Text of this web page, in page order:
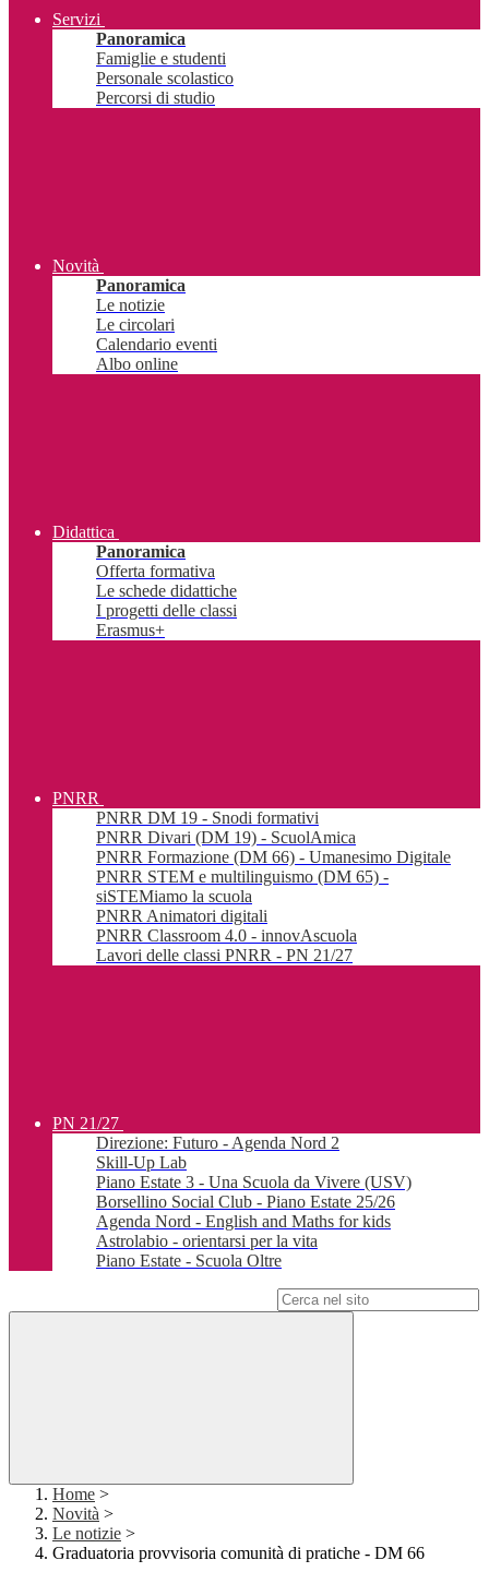
Servizi
Panoramica
Famiglie e studenti
Personale scolastico
Percorsi di studio
Novità
Panoramica
Le notizie
Le circolari
Calendario eventi
Albo online
Didattica
Panoramica
Offerta formativa
Le schede didattiche
I progetti delle classi
Erasmus+
PNRR
PNRR DM 19 - Snodi formativi
PNRR Divari (DM 19) - ScuolAmica
PNRR Formazione (DM 66) - Umanesimo Digitale
PNRR STEM e multilinguismo (DM 65) -
siSTEMiamo la scuola
PNRR Animatori digitali
PNRR Classroom 4.0 - innovAscuola
Lavori delle classi PNRR - PN 21/27
PN 21/27
Direzione: Futuro - Agenda Nord 2
Skill-Up Lab
Piano Estate 3 - Una Scuola da Vivere (USV)
Borsellino Social Club - Piano Estate 25/26
Agenda Nord - English and Maths for kids
Astrolabio - orientarsi per la vita
Piano Estate - Scuola Oltre
Home >
Novità >
Le notizie >
Graduatoria provvisoria comunità di pratiche - DM 66